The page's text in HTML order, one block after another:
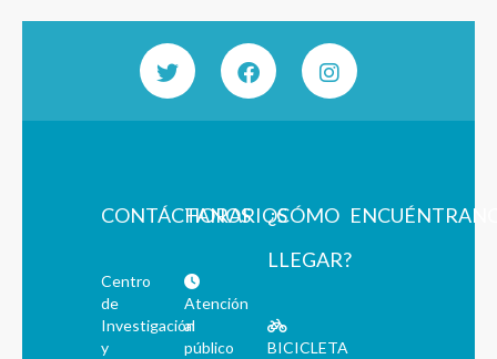
CONTÁCTANOS
Centro
de
Investigación
y
HORARIOS
Atención
al
público
¿CÓMO
LLEGAR?
BICICLETA